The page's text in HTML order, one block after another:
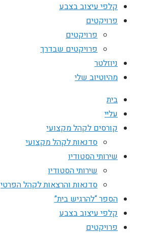
קלפי עיצוב בצבע
פרויקטים
פרויקטים
פרויקטים שבדרך
ניוזלטר
מהיוטיוב שלי
בית
עליי
קורסים לקהל מקצועי
סדנאות לקהל מקצועי
שירותי הסטודיו
שירותי הסטודיו
סדנאות והרצאות לקהל הפרטי
הספר “להרגיש בית”
קלפי עיצוב בצבע
פרויקטים